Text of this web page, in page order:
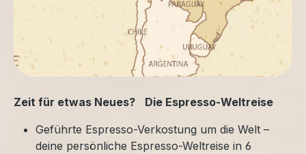
Zeit für etwas Neues? Die Espresso-Weltreise
Geführte Espresso-Verkostung um die Welt –
deine persönliche Espresso-Weltreise in 6